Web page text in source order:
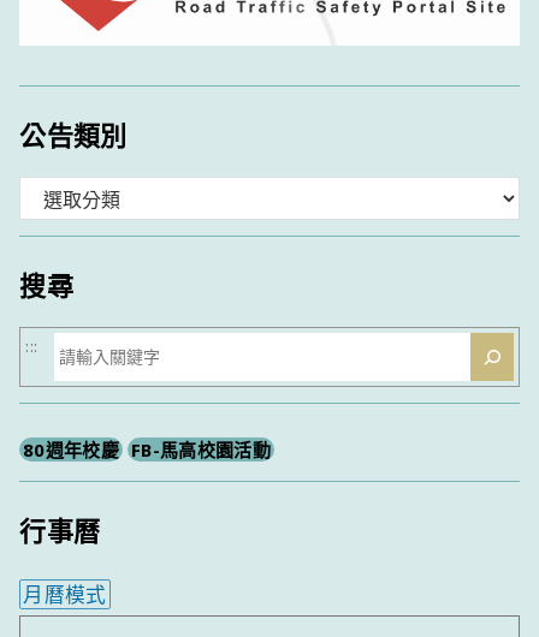
公告類別
類
搜尋
搜
尋
:::
80週年校慶 FB-馬高校園活動
行事曆
月曆模式